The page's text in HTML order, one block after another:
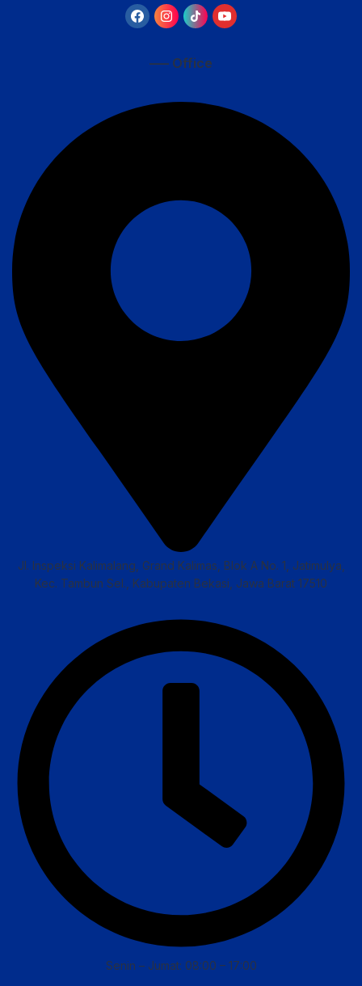
—– Office
Jl. Inspeksi Kalimalang, Grand Kalimas, Blok A No. 1, Jatimulya,
Kec. Tambun Sel., Kabupaten Bekasi, Jawa Barat 17510
Senin – Jumat: 08:00 – 17:00